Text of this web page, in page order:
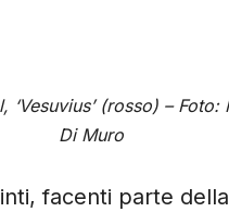
‘Vesuvius’ (rosso) – Foto:
Di Muro
facenti parte della